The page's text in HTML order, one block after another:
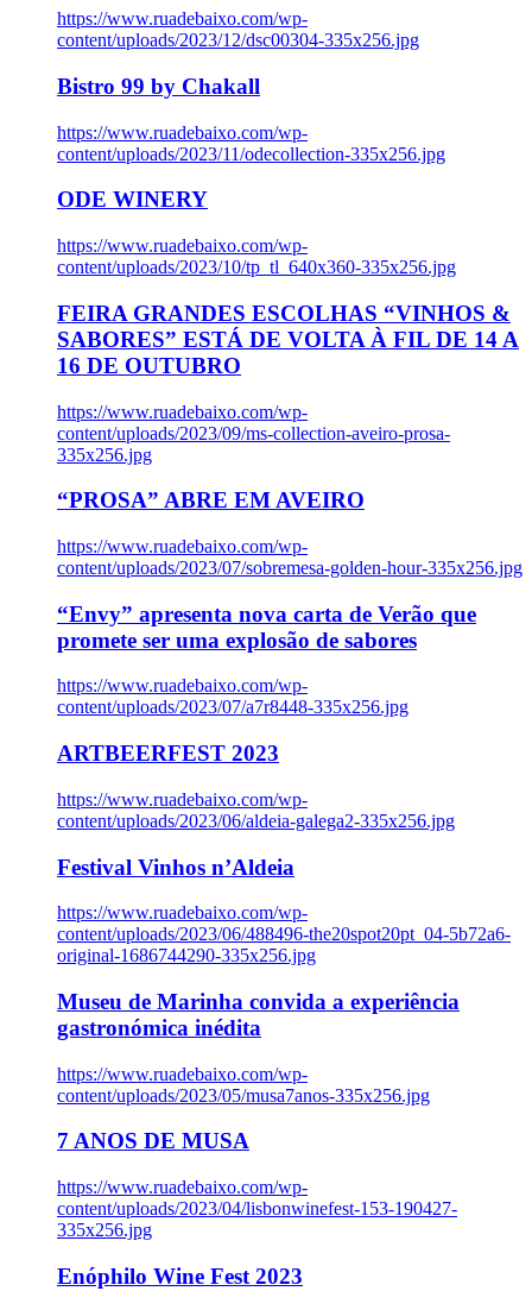
https://www.ruadebaixo.com/wp-
content/uploads/2023/12/dsc00304-335x256.jpg
Bistro 99 by Chakall
https://www.ruadebaixo.com/wp-
content/uploads/2023/11/odecollection-335x256.jpg
ODE WINERY
https://www.ruadebaixo.com/wp-
content/uploads/2023/10/tp_tl_640x360-335x256.jpg
FEIRA GRANDES ESCOLHAS “VINHOS &
SABORES” ESTÁ DE VOLTA À FIL DE 14 A
16 DE OUTUBRO
https://www.ruadebaixo.com/wp-
content/uploads/2023/09/ms-collection-aveiro-prosa-
335x256.jpg
“PROSA” ABRE EM AVEIRO
https://www.ruadebaixo.com/wp-
content/uploads/2023/07/sobremesa-golden-hour-335x256.jpg
“Envy” apresenta nova carta de Verão que
promete ser uma explosão de sabores
https://www.ruadebaixo.com/wp-
content/uploads/2023/07/a7r8448-335x256.jpg
ARTBEERFEST 2023
https://www.ruadebaixo.com/wp-
content/uploads/2023/06/aldeia-galega2-335x256.jpg
Festival Vinhos n’Aldeia
https://www.ruadebaixo.com/wp-
content/uploads/2023/06/488496-the20spot20pt_04-5b72a6-
original-1686744290-335x256.jpg
Museu de Marinha convida a experiência
gastronómica inédita
https://www.ruadebaixo.com/wp-
content/uploads/2023/05/musa7anos-335x256.jpg
7 ANOS DE MUSA
https://www.ruadebaixo.com/wp-
content/uploads/2023/04/lisbonwinefest-153-190427-
335x256.jpg
Enóphilo Wine Fest 2023